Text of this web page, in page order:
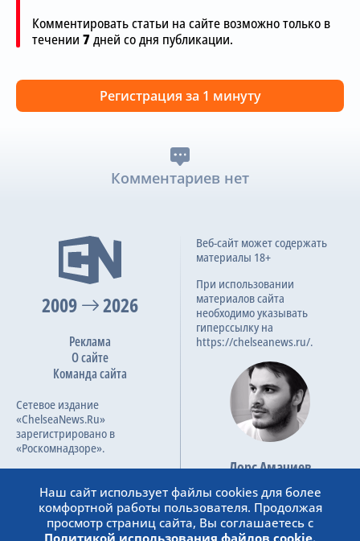
Комментировать статьи на сайте возможно только в
течении 7дней со дня публикации.
Регистрация за 1 минуту
Комментариев нет
2009 2026
Реклама
О сайте
Команда сайта
Сетевое издание
«ChelseaNews.Ru»
зарегистрировано в
«Роскомнадзоре».
ФС 77 – 87138.
Веб-сайт может содержать
материалы 18+
При использовании
материалов сайта
необходимо указывать
гиперссылку на
https://chelseanews.ru/.
Лорс Амачиев
Основатель сайта
admin@chelseanews.ru
https://www.linkedin.com/
Наш сайт использует файлы cookies для более
комфортной работы пользователя. Продолжая
просмотр страниц сайта, Вы соглашаетесь с
Политикой использования файлов cookie.